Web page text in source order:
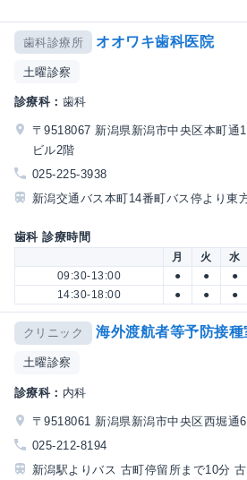
歯科診療所 オオワキ歯科医院
土曜診察
診療科： 歯科
〒9518067 新潟県新潟市中央区本町通
ビル2階
025-225-3938
新潟交通バス本町14番町バス停より東
歯科 診療時間
月 火 水
09:30-13:00
● ● ●
14:30-18:00
● ● ●
クリニック 海外渡航者等予防接種
土曜診察
診療科： 内科
〒9518061 新潟県新潟市中央区西堀通
025-212-8194
新潟駅よりバス 古町停留所まで10分